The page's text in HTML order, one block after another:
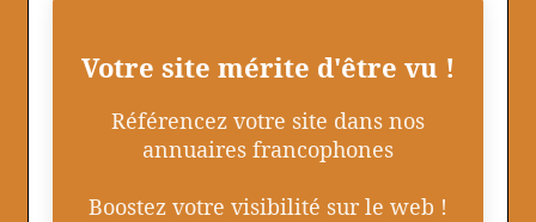
Votre site mérite d'être vu !
Référencez votre site dans nos
annuaires francophones
Boostez votre visibilité sur le web !